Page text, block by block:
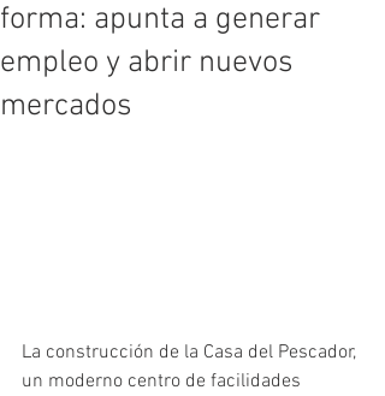
forma: apunta a generar
empleo y abrir nuevos
mercados
La construcción de la Casa del Pescador,
un moderno centro de facilidades